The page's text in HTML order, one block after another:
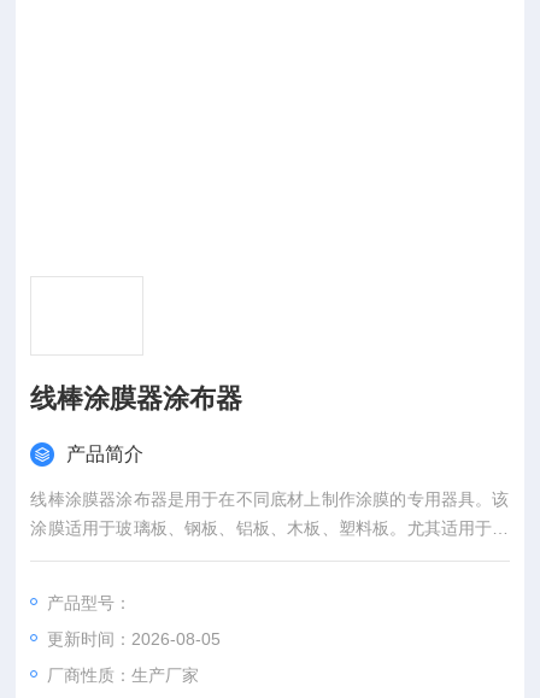
线棒涂膜器涂布器
产品简介
线棒涂膜器涂布器是用于在不同底材上制作涂膜的专用器具。该
涂膜适用于玻璃板、钢板、铝板、木板、塑料板。尤其适用于纸
张、皮革、纺织品等柔软底材上的涂膜。
产品型号：
更新时间：2026-08-05
厂商性质：生产厂家